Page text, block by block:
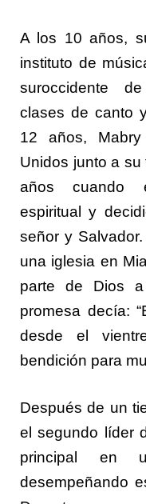
A los 10 años,
instituto de
suroccidente
clases de canto
12 años,
Unidos junto a
años cuando
espiritual y
señor y
una iglesia en
parte de Dios
promesa decía:
desde el
bendición para
Después de un
el segundo líder
principal en
desempeñando